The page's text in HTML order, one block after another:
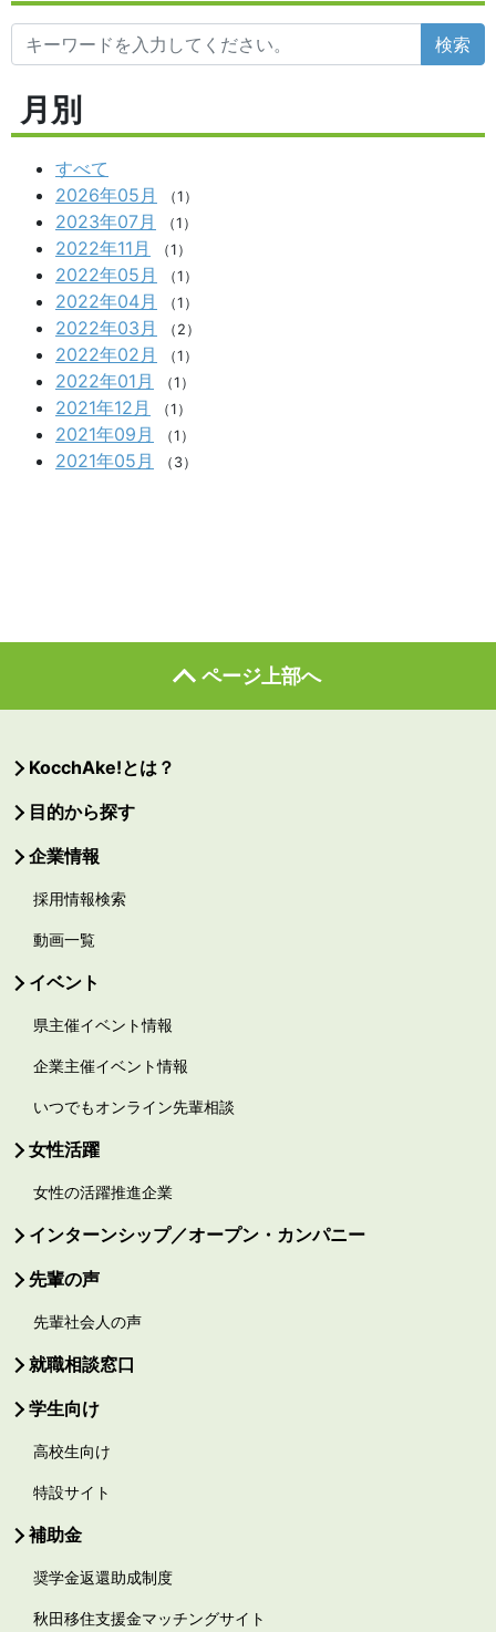
検索
月別
すべて
2026年05月
（1）
2023年07月 （1）
2022年11月 （1）
2022年05月 （1）
2022年04月 （1）
2022年03月 （2）
2022年02月 （1）
2022年01月 （1）
2021年12月 （1）
2021年09月 （1）
2021年05月 （3）
ページ上部へ
KocchAke!とは？
目的から探す
企業情報
採用情報検索
動画一覧
イベント
県主催イベント情報
企業主催イベント情報
いつでもオンライン先輩相談
女性活躍
女性の活躍推進企業
インターンシップ／オープン・カンパニー
先輩の声
先輩社会人の声
就職相談窓口
学生向け
高校生向け
特設サイト
補助金
奨学金返還助成制度
秋田移住支援金マッチングサイト